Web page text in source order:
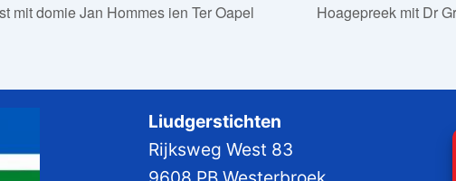
mit domie Jan Hommes ien Ter Oapel Hoagepreek mit Dr
Liudgerstichten
Rijksweg West 83